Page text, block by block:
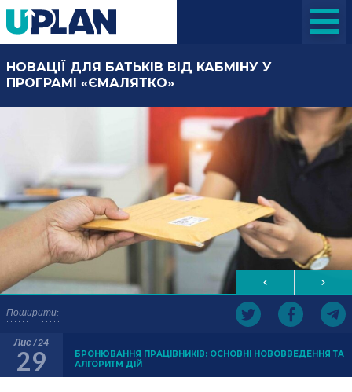
Поширити:
НОВАЦІЇ ДЛЯ БАТЬКІВ ВІД КАБМІНУ У
ПРОГРАМІ «ЄМАЛЯТКО»
Лис / 24
29
БРОНЮВАННЯ ПРАЦІВНИКІВ: ОСНОВНІ НОВОВВЕДЕННЯ ТА
АЛГОРИТМ ДІЙ